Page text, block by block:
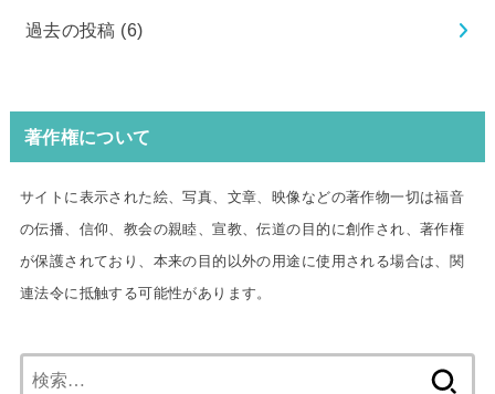
過去の投稿 (6)
著作権について
サイトに表示された絵、写真、文章、映像などの著作物一切は福音
の伝播、信仰、教会の親睦、宣教、伝道の目的に創作され、著作権
が保護されており、本来の目的以外の用途に使用される場合は、関
連法令に抵触する可能性があります。